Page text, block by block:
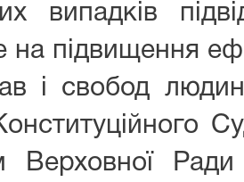
випадків
підвищення
і свобод
Верховної